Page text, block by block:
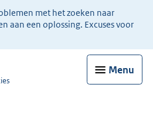
met het zoeken naar
aan een oplossing. Excuses voor
Menu